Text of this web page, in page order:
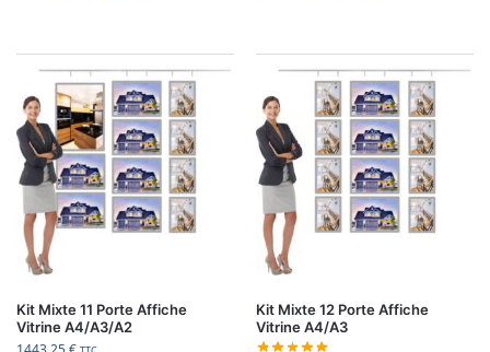
Kit Mixte 11 Porte Affiche
Vitrine A4/A3/A2
Kit Mixte 12 Porte Affiche
Vitrine A4/A3